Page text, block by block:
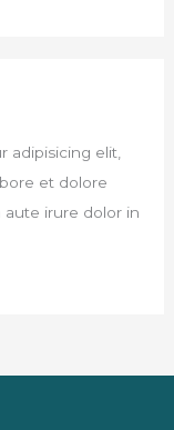
adipisicing elit,
et dolore
aute irure dolor in